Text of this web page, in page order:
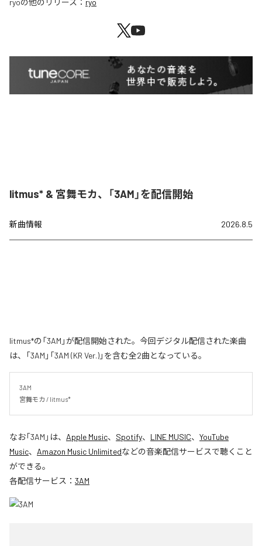
ryoの他のリリース： ryo
litmus* & 宮舞モカ、「3AM」を配信開始
新曲情報 2026.8.5
litmus*の「3AM」が配信開始された。今回デジタル配信された楽曲
は、「3AM」「3AM (KR Ver.)」を含む全2曲となっている。
3AM
宮舞モカ / litmus*
なお「3AM 」は、 Apple Music、 Spotify、 LINE MUSIC、 YouTube
Music、 Amazon Music Unlimitedなどの音楽配信サービスで聴くこと
ができる。
各配信サービス： 3AM